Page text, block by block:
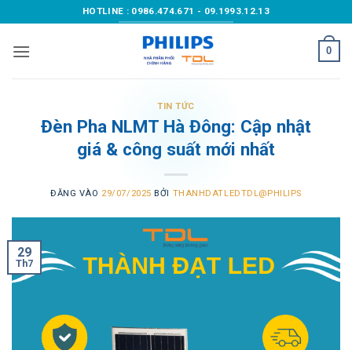
qua
nội
HOTLINE : 0986.474.671 - 09.1993.12.13
0
TIN TỨC
Đèn Pha NLMT Hà Đông: Cập nhật
giá & công suất mới nhất
ĐĂNG VÀO 29/07/2025 BỞI THANHDATLEDTDL@PHILIPS
29
Th7